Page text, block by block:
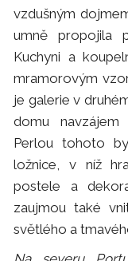
vzdušným
umně propojila
Kuchyni a
mramorovým
je galerie v
domu navzájem
Perlou tohoto
ložnice, v níž
postele a
zaujmou také
světlého a